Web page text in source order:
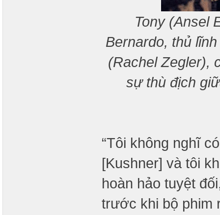
Tony (Ansel
Bernardo, thủ
(Rachel Zegler),
sự thù địch
“Tôi không nghĩ
[Kushner] và tôi
hoàn hảo tuyệt
trước khi bộ phim